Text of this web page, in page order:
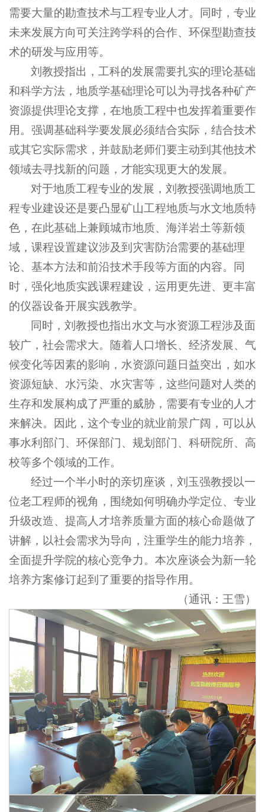
需要大量的勘查技术与工程专业人才。同时，专业
未来发展方向可关注跨学科的合作、环保型勘查技
术的研发与应用等。
刘教授指出，工科的发展需要扎实的理论基础
和科学方法，地质学基础理论可以为寻找各种矿产
资源提供理论支撑，在地质工程中也发挥着重要作
用。强调基础科学要发展必须结合实际，结合技术
或其它实际需求，并鼓励老师们要主动到其他技术
领域去寻找新的问题，才能实现更大的发展。
对于地质工程专业的发展，刘教授强调地质工
程专业建设还是要凸显矿山工程地质与水文地质特
色，在此基础上兼顾城市地质、海洋岩土等新领
域，课程设置建议涉及到灾害防治需要的基础理
论、基本方法和前沿技术手段等方面的内容。同
时，强化地质实践课程建设，运用更先进、更丰富
的仪器设备开展实践教学。
同时，刘教授也指出水文与水资源工程涉及面
较广，社会需求大。随着人口增长、经济发展、气
候变化等因素的影响，水资源问题日益突出，如水
资源短缺、水污染、水灾害等，这些问题对人类的
生存和发展构成了严重的威胁，需要有专业的人才
来解决。因此，这个专业的就业前景广阔，可以从
事水利部门、环保部门、规划部门、科研院所、高
校等多个领域的工作。
经过一个半小时的亲切座谈，刘玉强教授以一
位老工程师的视角，围绕如何明确办学定位、专业
升级改造、提高人才培养质量方面的核心命题做了
讲解，以社会需求为导向，注重学生的能力培养，
全面提升学院的核心竞争力。本次座谈会为新一轮
培养方案修订起到了重要的指导作用。
（通讯：王雪）